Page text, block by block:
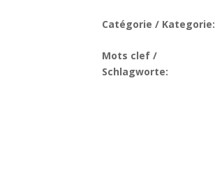
Catégorie / Kategorie:
Mots clef /
Schlagworte: